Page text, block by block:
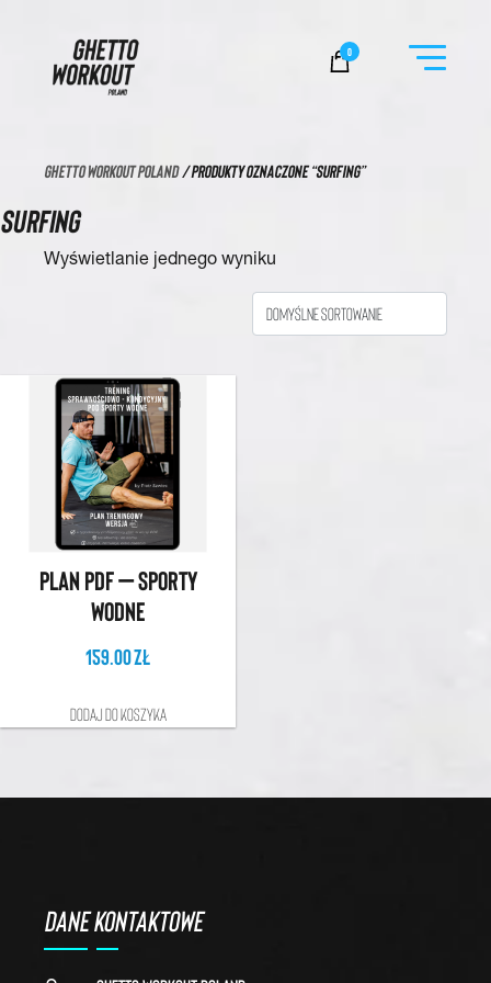
0
GHETTO WORKOUT POLAND / PRODUKTY OZNACZONE “SURFING”
SURFING
Wyświetlanie jednego wyniku
PLAN PDF – SPORTY
WODNE
159.00zł
Dodaj do koszyka
DANE KONTAKTOWE